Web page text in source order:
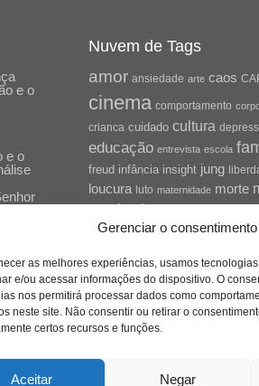
Gerenciar o consentimento
as melhores experiências, usamos
e/ou acessar informações do dispositivo. O
nos permitirá processar dados como
neste site. Não consentir ou retirar o
certos recursos e funções.
Aceitar Negar
e o
e o
do
a
Nuvem de Tags
amor ansiedade arte caos
cinema comportamento
crianca cuidado cultura
educação entrevista escola
freud infância insight jung
loucura luto maternidade morte
pandemia
psicologia
saúdesaúde
sexualidade sociedade
tecnologia